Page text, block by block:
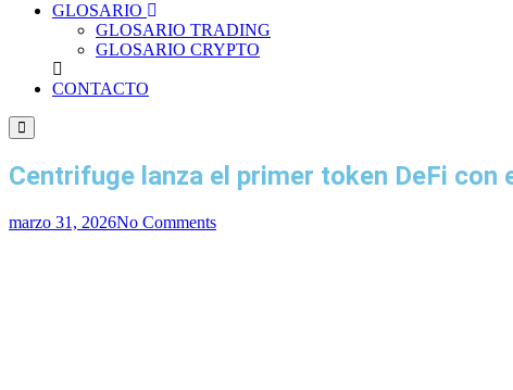
GLOSARIO
GLOSARIO TRADING
GLOSARIO CRYPTO
CONTACTO
Menú conmutador hamburguesa
Centrifuge lanza el primer token DeFi con
marzo 31, 2026No Comments